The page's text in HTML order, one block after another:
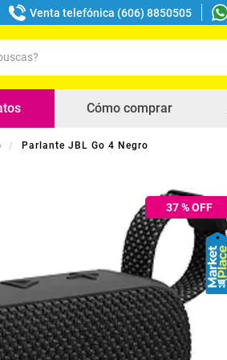
Venta telefónica (606) 8850505
Cómo comprar
Parlante JBL Go 4 Negro
37% OFF
buscados